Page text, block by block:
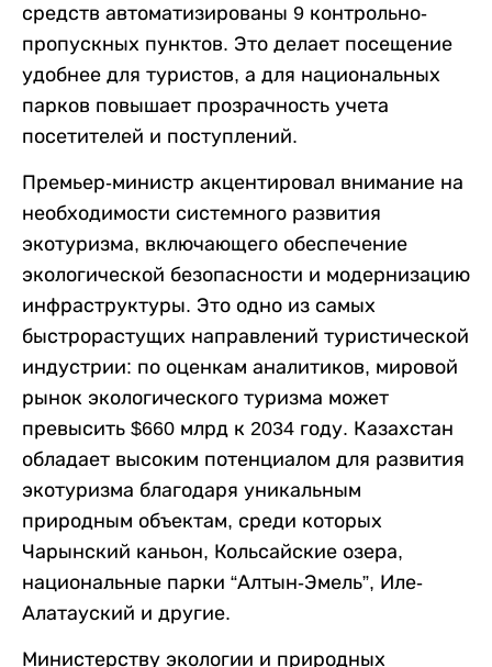
средств автоматизированы 9 контрольно-
пропускных пунктов. Это делает посещение
удобнее для туристов, а для национальных
парков повышает прозрачность учета
посетителей и поступлений.
Премьер-министр акцентировал внимание на
необходимости системного развития
экотуризма, включающего обеспечение
экологической безопасности и модернизацию
инфраструктуры. Это одно из самых
быстрорастущих направлений туристической
индустрии: по оценкам аналитиков, мировой
рынок экологического туризма может
превысить $660 млрд к 2034 году. Казахстан
обладает высоким потенциалом для развития
экотуризма благодаря уникальным
природным объектам, среди которых
Чарынский каньон, Кольсайские озера,
национальные парки “Алтын-Эмель”, Иле-
Алатауский и другие.
Министерству экологии и природных